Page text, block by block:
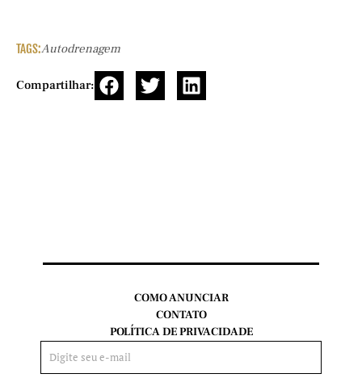
TAGS:Autodrenagem
Compartilhar:
COMO ANUNCIAR
CONTATO
POLÍTICA DE PRIVACIDADE